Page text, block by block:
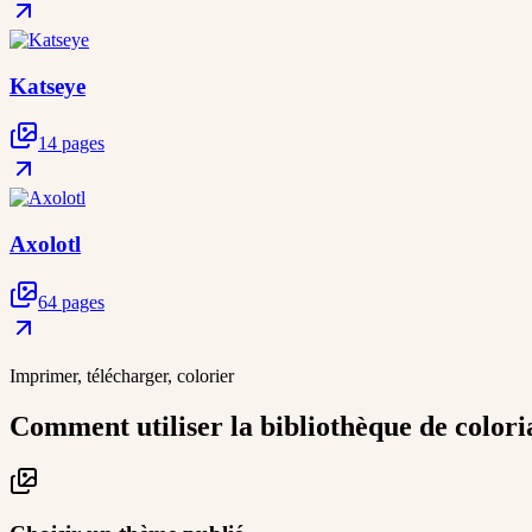
Katseye
14 pages
Axolotl
64 pages
Imprimer, télécharger, colorier
Comment utiliser la bibliothèque de